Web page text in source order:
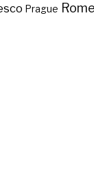
Prague Rome